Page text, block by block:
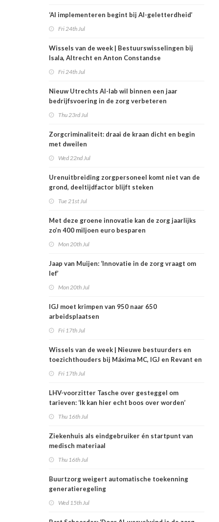
‘AI implementeren begint bij AI-geletterdheid’
Fri 24th Jul
Wissels van de week | Bestuurswisselingen bij
Isala, Altrecht en Anton Constandse
Fri 24th Jul
Nieuw Utrechts AI-lab wil binnen een jaar
bedrijfsvoering in de zorg verbeteren
Thu 23rd Jul
Zorgcriminaliteit: draai de kraan dicht en begin
met dweilen
Wed 22nd Jul
Urenuitbreiding zorgpersoneel komt niet van de
grond, deeltijdfactor blijft steken
Tue 21st Jul
Met deze groene innovatie kan de zorg jaarlijks
zo’n 400 miljoen euro besparen
Mon 20th Jul
Jaap van Muijen: ‘Innovatie in de zorg vraagt om
lef’
Mon 20th Jul
IGJ moet krimpen van 950 naar 650
arbeidsplaatsen
Fri 17th Jul
Wissels van de week | Nieuwe bestuurders en
toezichthouders bij Máxima MC, IGJ en Revant en
Fri 17th Jul
LHV-voorzitter Tasche over gesteggel om
tarieven: ‘Ik kan hier echt boos over worden’
Thu 16th Jul
Ziekenhuis als eindgebruiker én startpunt van
medisch materiaal
Thu 16th Jul
Buurtzorg weigert automatische toekenning
generatieregeling
Wed 15th Jul